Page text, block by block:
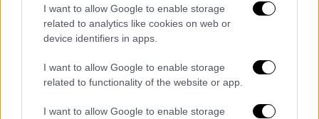
I want to allow Google to enable storage
related to analytics like cookies on web or
device identifiers in apps.
I want to allow Google to enable storage
related to functionality of the website or app.
I want to allow Google to enable storage
διαγράφονται